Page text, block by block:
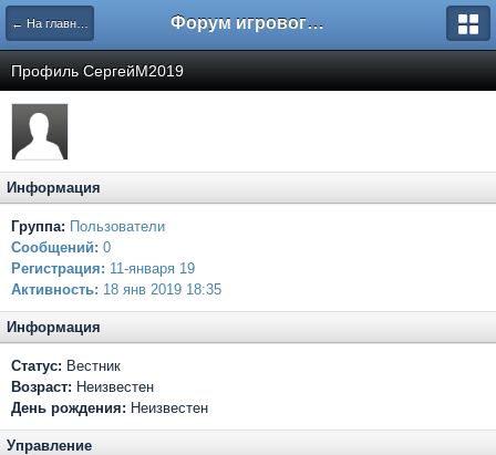
← На главную Форум игрового проекта Riverrise
Профиль СергейМ2019
Информация
Группа: Пользователи
Сообщений: 0
Регистрация: 11-января 19
Активность: 18 янв 2019 18:35
Информация
Статус: Вестник
Возраст: Неизвестен
День рождения: Неизвестен
Управление